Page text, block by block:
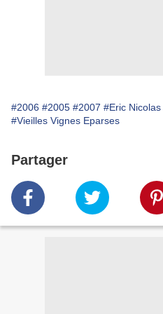
#2006 #2005 #2007 #Eric Nicolas
#Vieilles Vignes Eparses
Partager